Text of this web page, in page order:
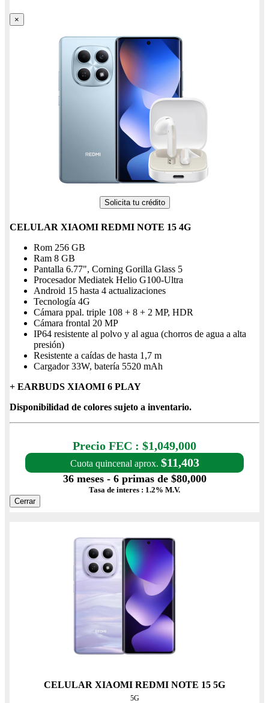
×
Solicita tu crédito
CELULAR XIAOMI REDMI NOTE 15 4G
Rom 256 GB
Ram 8 GB
Pantalla 6.77", Corning Gorilla Glass 5
Procesador Mediatek Helio G100-Ultra
Android 15 hasta 4 actualizaciones
Tecnología 4G
Cámara ppal. triple 108 + 8 + 2 MP, HDR
Cámara frontal 20 MP
IP64 resistente al polvo y al agua (chorros de agua a alta
presión)
Resistente a caídas de hasta 1,7 m
Cargador 33W, batería 5520 mAh
+ EARBUDS XIAOMI 6 PLAY
Disponibilidad de colores sujeto a inventario.
Precio FEC : $1,049,000
Cuota quincenal aprox. $11,403
36 meses - 6 primas de $80,000
Tasa de interes : 1.2% M.V.
Cerrar
CELULAR XIAOMI REDMI NOTE 15 5G
5G